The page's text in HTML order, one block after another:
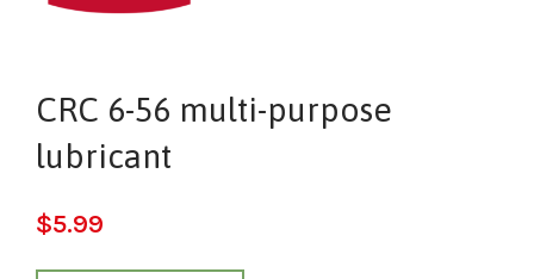
CRC 6-56 multi-purpose
lubricant
$5.99